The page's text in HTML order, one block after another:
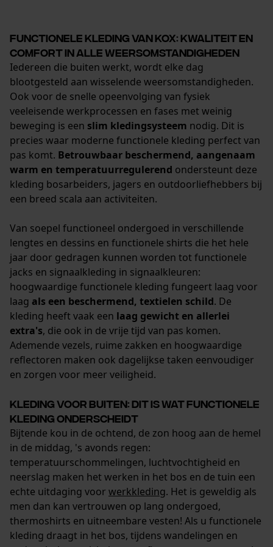
Functionele kleding van KOX: kwaliteit en
comfort in alle weersomstandigheden
Iedereen die buiten werkt, wordt elke dag
blootgesteld aan wisselende weersomstandigheden.
Ook voor de snelle opeenvolging van fysiek
veeleisende werkprocessen en fases met weinig
beweging is een slim kledingsysteem nodig. Dit is
precies waar moderne functionele kleding perfect van
pas komt. Betrouwbaar beschermend, aangenaam
warm en temperatuurregulerend ondersteunt deze
kleding bosarbeiders, jagers en outdoorliefhebbers bij
een breed scala aan activiteiten.
Van soepel functioneel ondergoed in verschillende
lengtes en dessins en functionele shirts die het hele
jaar door gedragen kunnen worden tot functionele
jacks en signaalkleding in signaalkleuren:
hoogwaardige functionele kleding fungeert laag voor
laag als een beschermend, textielen schild. De
kleding heeft vaak een laag gewicht en allerlei
extra's, die ook in de vrije tijd van pas komen.
Ademende vezels, ruime zakken en hoogwaardige
reflectoren maken ook dagelijkse taken eenvoudiger
en zorgen voor meer veiligheid.
Kleding voor buiten: dit is wat functionele
kleding onderscheidt
Bijtende kou in de ochtend, de zon hoog aan de hemel
in de middag, 's avonds regen:
temperatuurschommelingen, luchtvochtigheid en
neerslag maken het werken in het bos en de tuin een
echte uitdaging voor werkkleding. Het is geweldig als
men dan kan vertrouwen op lang ondergoed,
thermoshirts en uitneembare vesten! Als u functionele
kleding draagt in het bos, tijdens wandelingen en
Session ID
De keuze voor
gegevensverwerking opslaan
Econda Tag Manager
Statistische Cookies
Econda Analytics
Fact-Finder Tracking
Prestatie en functionele
Cookies
Gepersonaliseerde homepage
Persoonlijke begroeting
Geo-IP en gebruikersdetectie
YouTube-video's
Google Maps
Marketing Cookies